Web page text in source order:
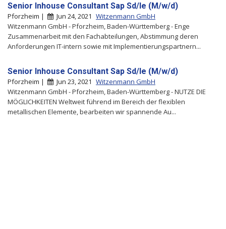
Senior Inhouse Consultant Sap Sd/le (M/w/d)
Pforzheim | Jun 24, 2021 Witzenmann GmbH
Witzenmann GmbH - Pforzheim, Baden-Württemberg - Enge
Zusammenarbeit mit den Fachabteilungen, Abstimmung deren
Anforderungen IT-intern sowie mit Implementierungspartnern...
Senior Inhouse Consultant Sap Sd/le (M/w/d)
Pforzheim | Jun 23, 2021 Witzenmann GmbH
Witzenmann GmbH - Pforzheim, Baden-Württemberg - NUTZE DIE
MÖGLICHKEITEN Weltweit führend im Bereich der flexiblen
metallischen Elemente, bearbeiten wir spannende Au...